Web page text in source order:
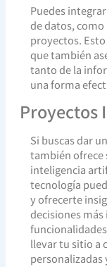
Puedes
de datos, como
proyectos.
que también
tanto de la
una forma
Proyectos
Si buscas dar
también ofrece
inteligencia
tecnología
y ofrecerte
decisiones
llevar tu sitio a
personalizadas